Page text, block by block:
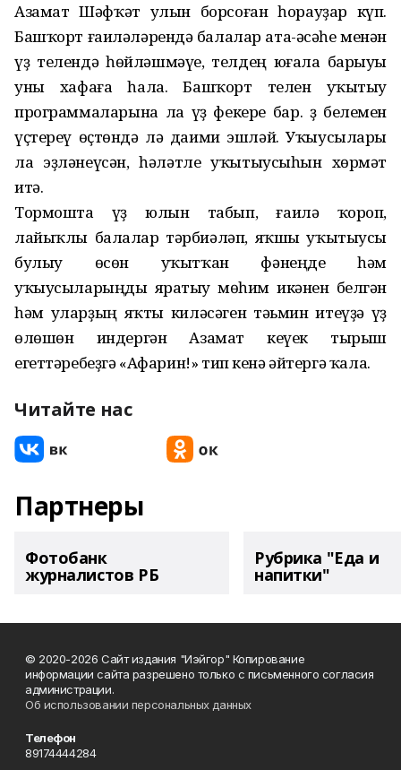
Азамат Шәфҡәт улын борсоған һорауҙар күп.
Башҡорт ғаиләләрендә балалар ата-әсәһе менән
үҙ телендә һөйләшмәүе, телдең юғала барыуы
уны хафаға һала. Башҡорт телен уҡытыу
программаларына ла үҙ фекере бар. Үҙ белемен
үҫтереү өҫтөндә лә даими эшләй. Уҡыусылары
ла эҙләнеүсән, һәләтле уҡытыусыһын хөрмәт
итә.
Тормошта үҙ юлын табып, ғаилә ҡороп,
лайыҡлы балалар тәрбиәләп, яҡшы уҡытыусы
булыу өсөн уҡытҡан фәнеңде һәм
уҡыусыларыңды яратыу мөһим икәнен белгән
һәм уларҙың яҡты киләсәген тәьмин итеүҙә үҙ
өлөшөн индергән Азамат кеүек тырыш
егеттәребеҙгә «Афарин!» тип кенә әйтергә ҡала.
Читайте нас
Партнеры
Фотобанк
журналистов РБ
Рубрика "Еда и
напитки"
© 2020-2026 Сайт издания "Иэйгор" Копирование
информации сайта разрешено только с письменного согласия
администрации.
Об использовании персональных данных
Телефон
89174444284